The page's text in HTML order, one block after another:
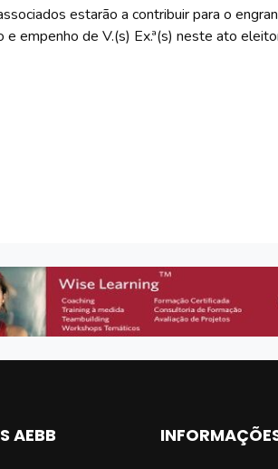
estarão a contribuir para o
empenho de V.(s) Ex.ª(s) neste ato
AEBB